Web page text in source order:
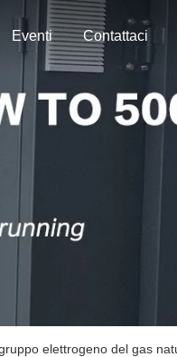
Eventi Contattaci
elettrogeno del gas